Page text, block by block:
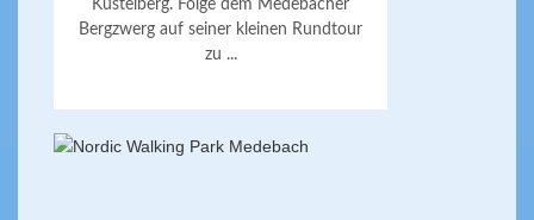
Küstelberg. Folge dem Medebacher
Bergzwerg auf seiner kleinen Rundtour
zu ...